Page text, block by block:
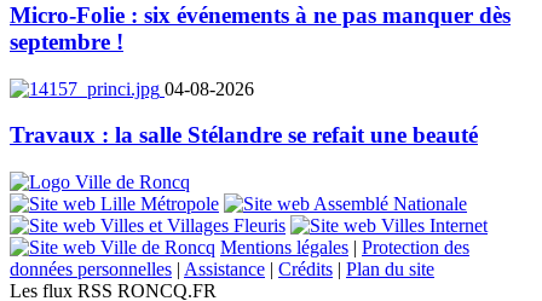
Micro-Folie : six événements à ne pas manquer dès
septembre !
04-08-2026
Travaux : la salle Stélandre se refait une beauté
Mentions légales | Protection des
données personnelles | Assistance | Crédits | Plan du site
Les flux RSS RONCQ.FR